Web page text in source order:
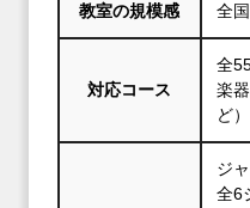
教室の規模感 全
対応コース
全
楽
ど）
ジ
全6